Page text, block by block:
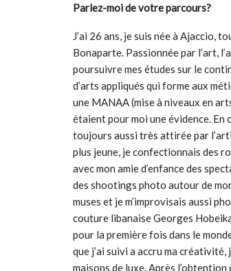
Parlez-moi de votre parcours?
J’ai 26 ans, je suis née à Ajaccio,
Bonaparte. Passionnée par l’art,
poursuivre mes études sur le
d’arts appliqués qui forme aux
une MANAA (mise à niveaux en
étaient pour moi une évidence. En
toujours aussi très attirée par
plus jeune, je confectionnais des
avec mon amie d’enfance des
des shootings photo autour de
muses et je m’improvisais aussi
couture libanaise Georges
pour la première fois dans le
que j’ai suivi a accru ma
maisons de luxe. Après